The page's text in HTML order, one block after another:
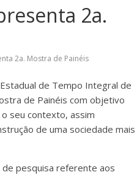
2a.
2a. Mostra de Painéis
de Tempo Integral de
de Painéis com objetivo
seu contexto, assim
de uma sociedade mais
pesquisa referente aos